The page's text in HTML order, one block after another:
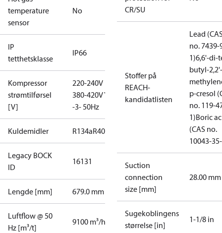
temperature
sensor
No
IP
tetthetsklasse
IP66
Kompressor
strømtilførsel
[V]
220-240V D /
380-420V Y
-3- 50Hz
Kuldemidler R134aR404A R449AR450A
Legacy BOCK
ID
16131
Lengde [mm] 679.0 mm
Luftflow @ 50
Hz [m³/t]
9100 m³/h
CR/SU
Stoffer på
REACH-
kandidatlisten
Lead
no. 7439-
1)6,6'-di-
butyl-2,2'-
p-cresol
no. 119-
1)Boric
(CAS no.
10043-
Suction
connection
size [mm]
28.00 mm
Sugekoblingens
størrelse [in]
1-1/8 in